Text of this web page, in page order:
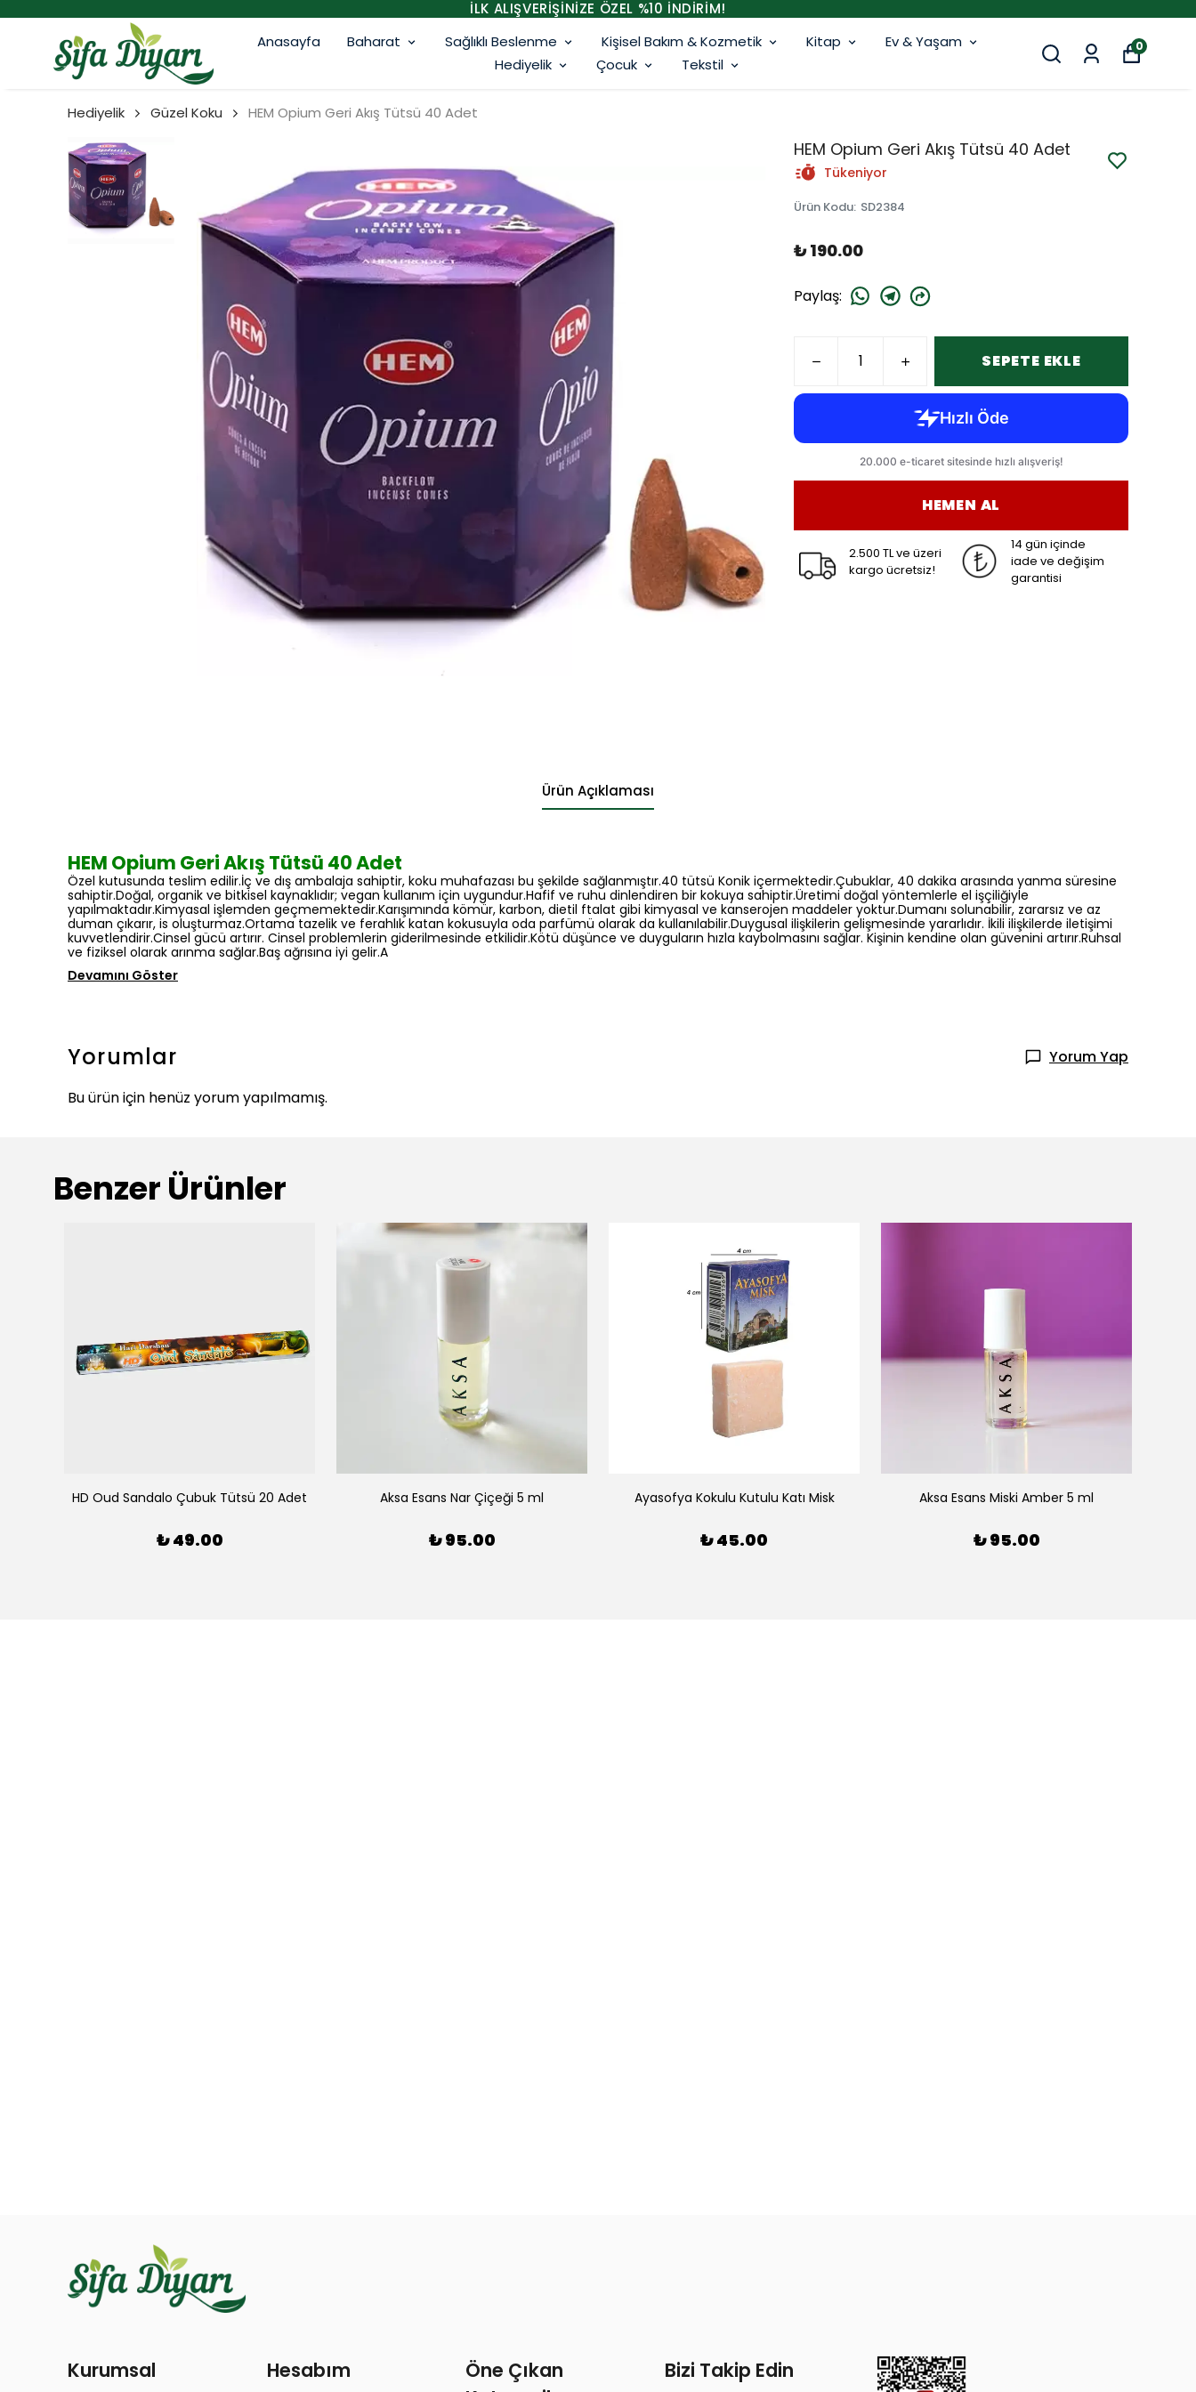
İLK ALIŞVERİŞİNİZE ÖZEL %10 İNDİRİM!
Anasayfa
Baharat Sağlıklı Beslenme Kişisel Bakım & Kozmetik Kitap
Ev & Yaşam
Hediyelik
Çocuk Tekstil
0
Hediyelik Güzel Koku HEM Opium Geri Akış Tütsü 40 Adet
HEM Opium Geri Akış Tütsü 40 Adet
Tükeniyor
Ürün Kodu: SD2384
₺ 190.00
Paylaş:
SEPETE EKLE
HEMEN AL
2.500 TL ve üzeri
kargo ücretsiz!
14 gün içinde
iade ve değişim
garantisi
Ürün Açıklaması
HEM Opium Geri Akış Tütsü 40 Adet
Özel kutusunda teslim edilir.İç ve dış ambalaja sahiptir, koku muhafazası bu şekilde sağlanmıştır.40 tütsü Konik içermektedir.Çubuklar, 40 dakika arasında yanma süresine
sahiptir.Doğal, organik ve bitkisel kaynaklıdır; vegan kullanım için uygundur.Hafif ve ruhu dinlendiren bir kokuya sahiptir.Üretimi doğal yöntemlerle el işçiliğiyle
yapılmaktadır.Kimyasal işlemden geçmemektedir.Karışımında kömür, karbon, dietil ftalat gibi kimyasal ve kanserojen maddeler yoktur.Dumanı solunabilir, zararsız ve az
duman çıkarır, is oluşturmaz.Ortama tazelik ve ferahlık katan kokusuyla oda parfümü olarak da kullanılabilir.Duygusal ilişkilerin gelişmesinde yararlıdır. İkili ilişkilerde iletişimi
kuvvetlendirir.Cinsel gücü artırır. Cinsel problemlerin giderilmesinde etkilidir.Kötü düşünce ve duyguların hızla kaybolmasını sağlar. Kişinin kendine olan güvenini artırır.Ruhsal
ve fiziksel olarak arınma sağlar.Baş ağrısına iyi gelir.A
Devamını Göster
Yorumlar
Yorum Yap
Bu ürün için henüz yorum yapılmamış.
Benzer Ürünler
HD Oud Sandalo Çubuk Tütsü 20 Adet
₺ 49.00
Aksa Esans Nar Çiçeği 5 ml
₺ 95.00
Ayasofya Kokulu Kutulu Katı Misk
₺ 45.00
Aksa Esans Miski Amber 5 ml
₺ 95.00
Kurumsal Hesabım
Öne Çıkan
Bizi Takip Edin